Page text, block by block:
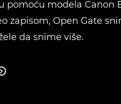
modela Canon
zapisom, Open Gate
da snime više.
